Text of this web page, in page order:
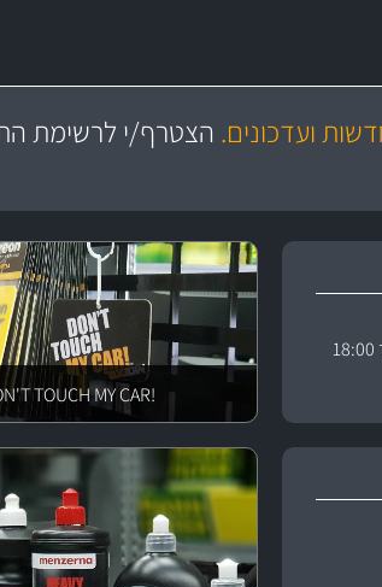
מחלקת המסננים שלנו עשירה וכוללת מסננים מקוריים ומסננים של MANN ו- MAHLE
יותר מ- 400 מוצרי טיפוח לרכב
בקרו במחלקת מוצרי
מקצועיות
ושירות מצויין ועדכונים. הצטרף/י לרשימת
!DON'T TOUCH MY CAR